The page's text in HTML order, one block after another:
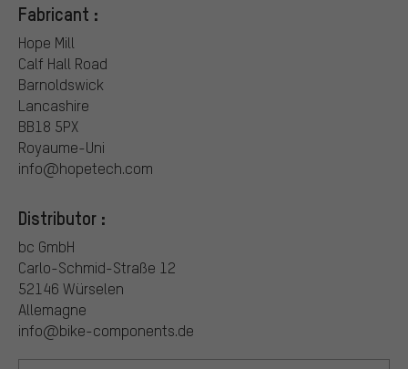
Fabricant :
Hope Mill
Calf Hall Road
Barnoldswick
Lancashire
BB18 5PX
Royaume-Uni
info@hopetech.com
Distributor :
bc GmbH
Carlo-Schmid-Straße 12
52146 Würselen
Allemagne
info@bike-components.de